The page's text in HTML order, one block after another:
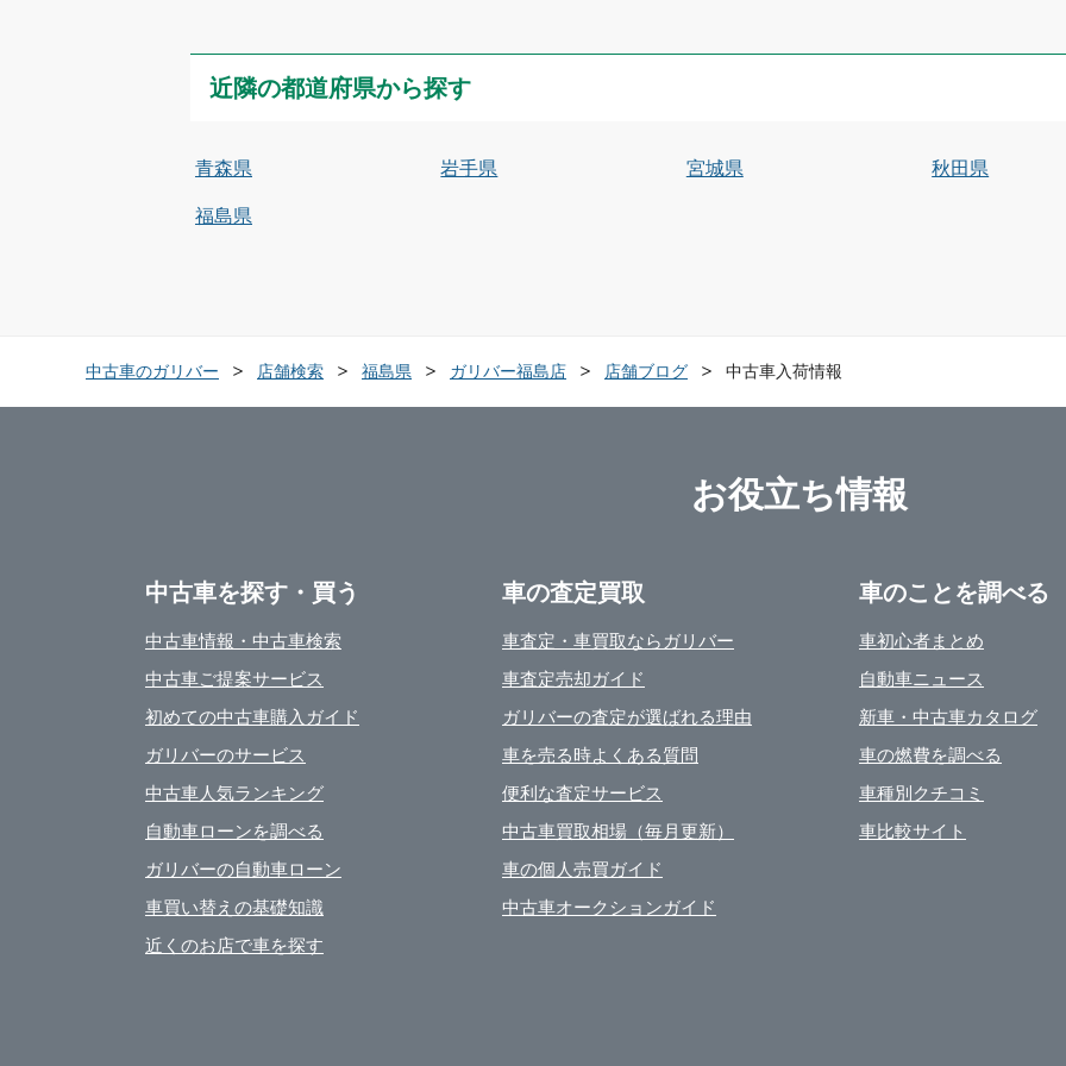
近隣の都道府県から探す
青森県 岩手県 宮城県 秋田県
福島県
中古車のガリバー 店舗検索 福島県 ガリバー福島店 店舗ブログ 中古車入荷情報
お役立ち情報
中古車を探す・買う
中古車情報・中古車検索
中古車ご提案サービス
初めての中古車購入ガイド
ガリバーのサービス
中古車人気ランキング
自動車ローンを調べる
ガリバーの自動車ローン
車買い替えの基礎知識
近くのお店で車を探す
車の査定買取
車査定・車買取ならガリバー
車査定売却ガイド
ガリバーの査定が選ばれる理由
車を売る時よくある質問
便利な査定サービス
中古車買取相場（毎月更新）
車の個人売買ガイド
中古車オークションガイド
車のことを調べる
車初心者まとめ
自動車ニュース
新車・中古車カタログ
車の燃費を調べる
車種別クチコミ
車比較サイト